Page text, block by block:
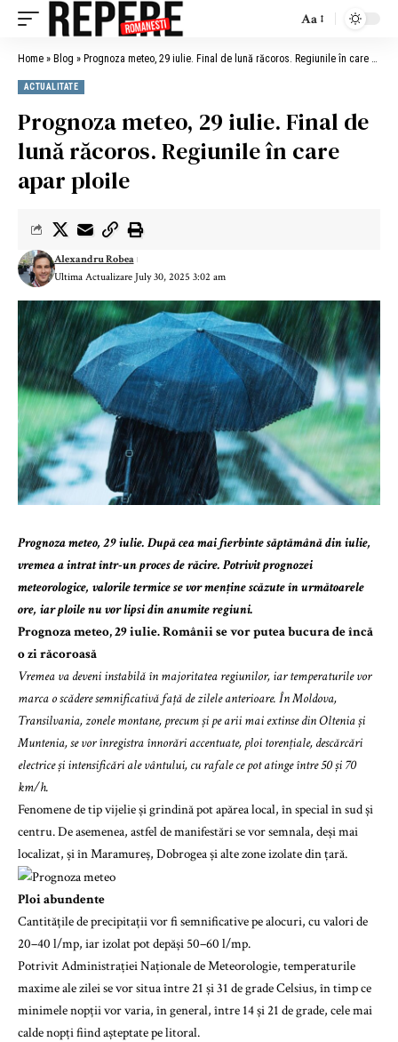
Aa
Home » Blog » Prognoza meteo, 29 iulie. Final de lună răcoros. Regiunile în care apar ploile
ACTUALITATE
Prognoza meteo, 29 iulie. Final de
lună răcoros. Regiunile în care
apar ploile
Ultima Actualizare July 30, 2025 3:02 am
Alexandru Robea
Prognoza meteo, 29 iulie. După cea mai fierbinte săptămână din iulie,
vremea a intrat într-un proces de răcire. Potrivit prognozei
meteorologice, valorile termice se vor menține scăzute în următoarele
ore, iar ploile nu vor lipsi din anumite regiuni.
Prognoza meteo, 29 iulie. Românii se vor putea bucura de încă
o zi răcoroasă
Vremea va deveni instabilă în majoritatea regiunilor, iar temperaturile vor
marca o scădere semnificativă față de zilele anterioare. În Moldova,
Transilvania, zonele montane, precum și pe arii mai extinse din Oltenia și
Muntenia, se vor înregistra înnorări accentuate, ploi torențiale, descărcări
electrice și intensificări ale vântului, cu rafale ce pot atinge între 50 și 70
km/h.
Fenomene de tip vijelie și grindină pot apărea local, în special în sud și
centru. De asemenea, astfel de manifestări se vor semnala, deși mai
localizat, și în Maramureș, Dobrogea și alte zone izolate din țară.
Ploi abundente
Cantitățile de precipitații vor fi semnificative pe alocuri, cu valori de
20–40 l/mp, iar izolat pot depăși 50–60 l/mp.
Potrivit Administrației Naționale de Meteorologie, temperaturile
maxime ale zilei se vor situa între 21 și 31 de grade Celsius, în timp ce
minimele nopții vor varia, în general, între 14 și 21 de grade, cele mai
calde nopți fiind așteptate pe litoral.